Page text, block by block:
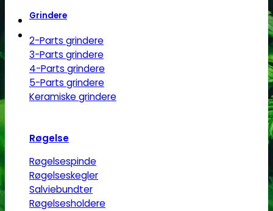
Grindere
2-Parts grindere
3-Parts grindere
4-Parts grindere
5-Parts grindere
Keramiske grindere
Røgelse
Røgelsespinde
Røgelseskegler
Salviebundter
Røgelsesholdere
har
flere
varianter.
Mulighederne
vælges
varesiden